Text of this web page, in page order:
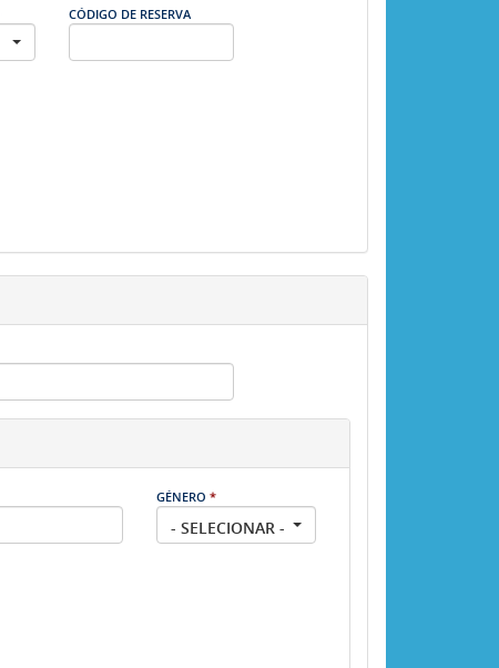
CÓDIGO DE RESERVA
GÉNERO *
- SELECIONAR -